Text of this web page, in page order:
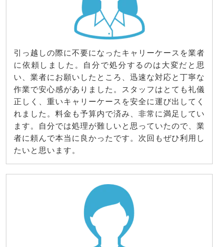
引っ越しの際に不要になったキャリーケースを業者
に依頼しました。自分で処分するのは大変だと思
い、業者にお願いしたところ、迅速な対応と丁寧な
作業で安心感がありました。スタッフはとても礼儀
正しく、重いキャリーケースを安全に運び出してく
れました。料金も予算内で済み、非常に満足してい
ます。自分では処理が難しいと思っていたので、業
者に頼んで本当に良かったです。次回もぜひ利用し
たいと思います。